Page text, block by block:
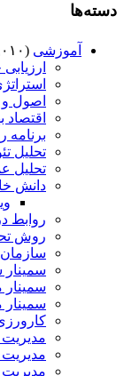
دسته‌ها
آموزشی (۱,۰۱۰)
اصول و
برنامه
تحلیل
تحلیل
دانش
روابط
روش
سمینار
مدیریت